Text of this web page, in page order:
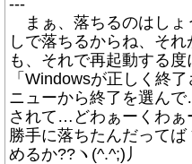
---
まぁ、落ちるのはしょ
しで落ちるからね、そ
も、それで再起動する
「Windowsが正しく終
ニューから終了を選ん
されて…どわぁーくわ
勝手に落ちたんだって
めるか??ヽ(^.^;)丿